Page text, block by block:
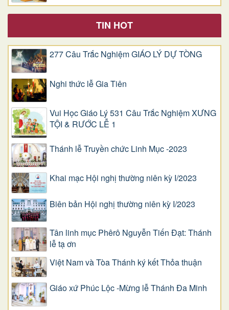
TIN HOT
277 Câu Trắc Nghiệm GIÁO LÝ DỰ TÒNG
Nghi thức lễ Gia Tiên
Vui Học Giáo Lý 531 Câu Trắc Nghiệm XƯNG
TỘI & RƯỚC LỄ 1
Thánh lễ Truyền chức Linh Mục -2023
Khai mạc Hội nghị thường niên kỳ I/2023
Biên bản Hội nghị thường niên kỳ I/2023
Tân linh mục Phêrô Nguyễn Tiến Đạt: Thánh
lễ tạ ơn
Việt Nam và Tòa Thánh ký kết Thỏa thuận
Giáo xứ Phúc Lộc -Mừng lễ Thánh Đa Minh